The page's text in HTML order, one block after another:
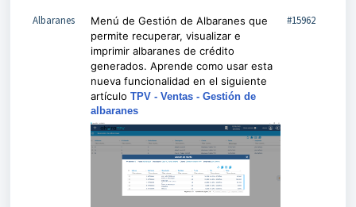
Albaranes
Menú de Gestión de Albaranes que
permite recuperar, visualizar e
imprimir albaranes de crédito
generados. Aprende como usar esta
nueva funcionalidad en el siguiente
artículo TPV - Ventas - Gestión de
albaranes
#15962